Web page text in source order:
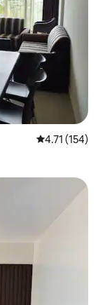
Calificación
4.71 (154)